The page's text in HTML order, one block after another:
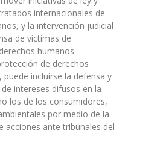
internacionales de
y la intervención judicial
de víctimas de
humanos.
de derechos
incluirse la defensa y
intereses difusos en la
los de los consumidores,
por medio de la
acciones ante tribunales del